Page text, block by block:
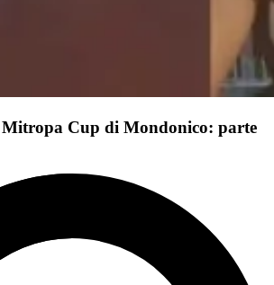
Cup di Mondonico: parte